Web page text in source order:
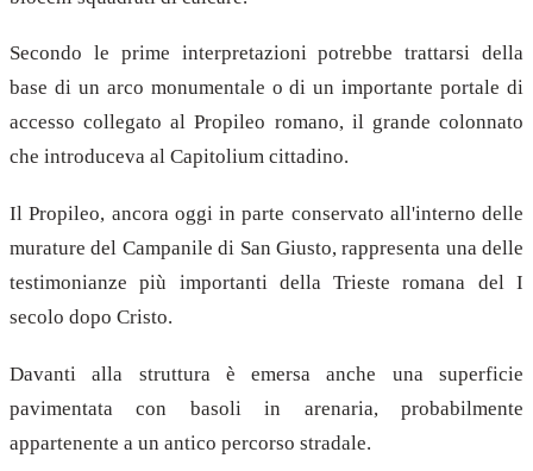
Secondo le prime interpretazioni potrebbe trattarsi della
base di un arco monumentale o di un importante portale di
accesso collegato al Propileo romano, il grande colonnato
che introduceva al Capitolium cittadino.
Il Propileo, ancora oggi in parte conservato all'interno delle
murature del Campanile di San Giusto, rappresenta una delle
testimonianze più importanti della Trieste romana del I
secolo dopo Cristo.
Davanti alla struttura è emersa anche una superficie
pavimentata con basoli in arenaria, probabilmente
appartenente a un antico percorso stradale.